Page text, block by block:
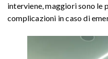
interviene, maggiori sono le
complicazioni in caso di